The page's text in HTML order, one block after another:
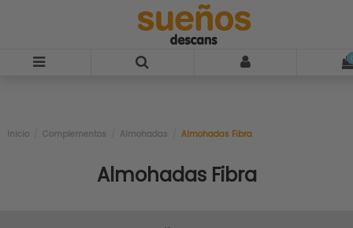
Inicio Complementos Almohadas Almohadas Fibra
Almohadas Fibra